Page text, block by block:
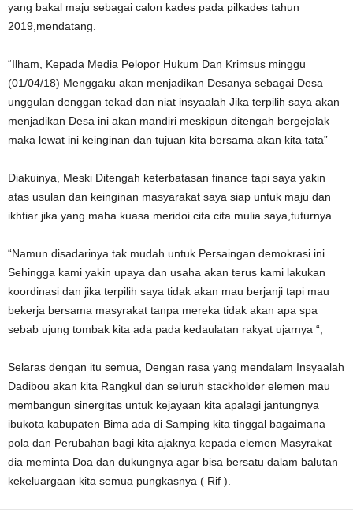
yang bakal maju sebagai calon kades pada pilkades tahun
2019,mendatang.
“Ilham, Kepada Media Pelopor Hukum Dan Krimsus minggu
(01/04/18) Menggaku akan menjadikan Desanya sebagai Desa
unggulan denggan tekad dan niat insyaalah Jika terpilih saya akan
menjadikan Desa ini akan mandiri meskipun ditengah bergejolak
maka lewat ini keinginan dan tujuan kita bersama akan kita tata”
Diakuinya, Meski Ditengah keterbatasan finance tapi saya yakin
atas usulan dan keinginan masyarakat saya siap untuk maju dan
ikhtiar jika yang maha kuasa meridoi cita cita mulia saya,tuturnya.
“Namun disadarinya tak mudah untuk Persaingan demokrasi ini
Sehingga kami yakin upaya dan usaha akan terus kami lakukan
koordinasi dan jika terpilih saya tidak akan mau berjanji tapi mau
bekerja bersama masyrakat tanpa mereka tidak akan apa spa
sebab ujung tombak kita ada pada kedaulatan rakyat ujarnya “,
Selaras dengan itu semua, Dengan rasa yang mendalam Insyaalah
Dadibou akan kita Rangkul dan seluruh stackholder elemen mau
membangun sinergitas untuk kejayaan kita apalagi jantungnya
ibukota kabupaten Bima ada di Samping kita tinggal bagaimana
pola dan Perubahan bagi kita ajaknya kepada elemen Masyrakat
dia meminta Doa dan dukungnya agar bisa bersatu dalam balutan
kekeluargaan kita semua pungkasnya ( Rif ).